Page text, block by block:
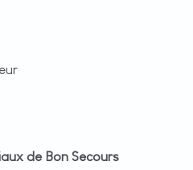
de Bon Secours